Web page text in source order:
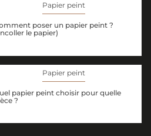
Papier peint
poser un papier peint ?
le papier)
Papier peint
papier peint choisir pour quelle
?